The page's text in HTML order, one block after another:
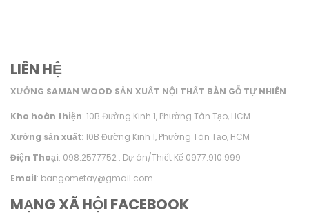
LIÊN HỆ
XƯỞNG SAMAN WOOD SẢN XUẤT NỘI THẤT BÀN GỖ TỰ NHIÊN
Kho hoàn thiện: 10B Đường Kinh 1, Phường Tân Tạo, HCM
Xưởng sản xuất: 10B Đường Kinh 1, Phường Tân Tạo, HCM
Điện Thoại: 098.2577752 . Dự án/Thiết Kế 0977.910.999
Email: bangometay@gmail.com
MẠNG XÃ HỘI FACEBOOK